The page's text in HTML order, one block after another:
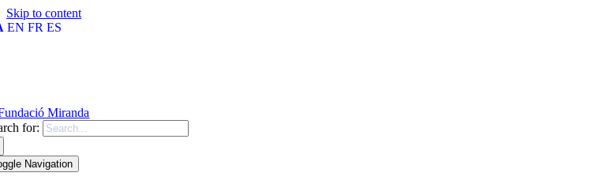
Skip to content
EN FR ES
for:
Navigation